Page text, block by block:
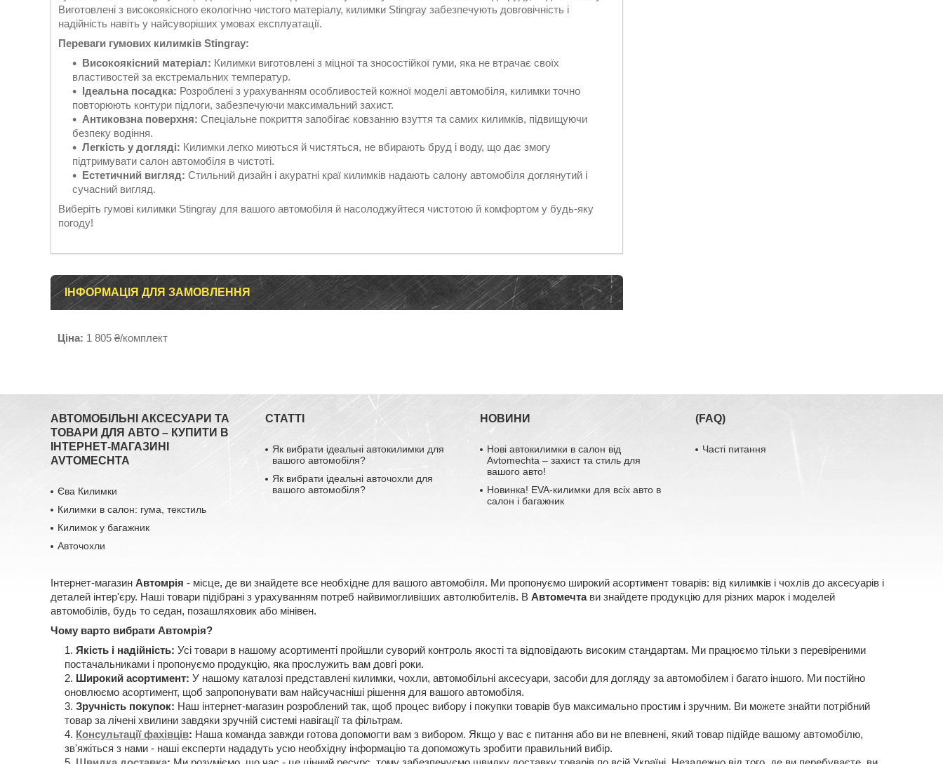
Виготовлені з високоякісного екологічно чистого матеріалу, килимки Stingray забезпечують довговічність і
надійність навіть у найсуворіших умовах експлуатації.
Переваги гумових килимків Stingray:
Високоякісний матеріал: Килимки виготовлені з міцної та зносостійкої гуми, яка не втрачає своїх
властивостей за екстремальних температур.
Ідеальна посадка: Розроблені з урахуванням особливостей кожної моделі автомобіля, килимки точно
повторюють контури підлоги, забезпечуючи максимальний захист.
Антиковзна поверхня: Спеціальне покриття запобігає ковзанню взуття та самих килимків, підвищуючи
безпеку водіння.
Легкість у догляді: Килимки легко миються й чистяться, не вбирають бруд і воду, що дає змогу
підтримувати салон автомобіля в чистоті.
Естетичний вигляд: Стильний дизайн і акуратні краї килимків надають салону автомобіля доглянутий і
сучасний вигляд.
Виберіть гумові килимки Stingray для вашого автомобіля й насолоджуйтеся чистотою й комфортом у будь-яку
погоду!
ІНФОРМАЦІЯ ДЛЯ ЗАМОВЛЕННЯ
Ціна: 1 805 ₴/комплект
АВТОМОБІЛЬНІ АКСЕСУАРИ ТА
ТОВАРИ ДЛЯ АВТО – КУПИТИ В
ІНТЕРНЕТ-МАГАЗИНІ
AVTOMECHTA
Єва Килимки
Килимки в салон: гума, текстиль
Килимок у багажник
Авточохли
СТАТТІ
Як вибрати ідеальні автокилимки для
вашого автомобіля?
Як вибрати ідеальні авточохли для
вашого автомобіля?
НОВИНИ
Нові автокилимки в салон від
Avtomechta – захист та стиль для
вашого авто!
Новинка! EVA-килимки для всіх авто в
салон і багажник
(FAQ)
Часті питання
Інтернет-магазин Автомрія - місце, де ви знайдете все необхідне для вашого автомобіля. Ми пропонуємо широкий асортимент товарів: від килимків і чохлів до аксесуарів і
деталей інтер'єру. Наші товари підібрані з урахуванням потреб найвимогливіших автолюбителів. В Автомечтави знайдете продукцію для різних марок і моделей
автомобілів, будь то седан, позашляховик або мінівен.
Чому варто вибрати Автомрія?
Якість і надійність: Усі товари в нашому асортименті пройшли суворий контроль якості та відповідають високим стандартам. Ми працюємо тільки з перевіреними
постачальниками і пропонуємо продукцію, яка прослужить вам довгі роки.
Широкий асортимент: У нашому каталозі представлені килимки, чохли, автомобільні аксесуари, засоби для догляду за автомобілем і багато іншого. Ми постійно
оновлюємо асортимент, щоб запропонувати вам найсучасніші рішення для вашого автомобіля.
Зручність покупок: Наш інтернет-магазин розроблений так, щоб процес вибору і покупки товарів був максимально простим і зручним. Ви можете знайти потрібний
товар за лічені хвилини завдяки зручній системі навігації та фільтрам.
Консультації фахівців: Наша команда завжди готова допомогти вам з вибором. Якщо у вас є питання або ви не впевнені, який товар підійде вашому автомобілю,
зв'яжіться з нами - наші експерти нададуть усю необхідну інформацію та допоможуть зробити правильний вибір.